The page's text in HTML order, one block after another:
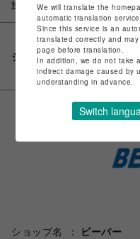
注意事項
シェアする
ショップ名
ビーバー
We will translate the
automatic translation
Since this service is an
translated correctly and
page before translation.
In addition, we do not take
indirect damage caused by
understanding in advance.
Switch